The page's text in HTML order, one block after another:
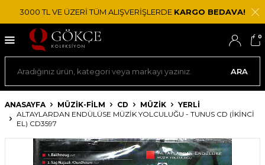
3000 TL VE ÜZERİ TÜM ALIŞVERİŞLERDE KARGO BEDAVA!
ARA
0
ANASAYFA MÜZİK-FİLM CD MÜZIK
YERLI
ALTAYLARDAN ENDÜLÜSE MÜZIK YOLCULUĞU - TUNUS CD (İKINCI
EL) CD3597